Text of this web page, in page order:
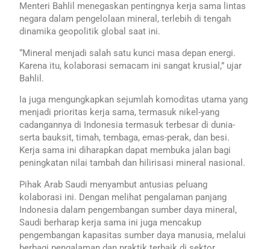
Menteri Bahlil menegaskan pentingnya kerja sama lintas
negara dalam pengelolaan mineral, terlebih di tengah
dinamika geopolitik global saat ini.
“Mineral menjadi salah satu kunci masa depan energi.
Karena itu, kolaborasi semacam ini sangat krusial,” ujar
Bahlil.
Ia juga mengungkapkan sejumlah komoditas utama yang
menjadi prioritas kerja sama, termasuk nikel-yang
cadangannya di Indonesia termasuk terbesar di dunia-
serta bauksit, timah, tembaga, emas-perak, dan besi.
Kerja sama ini diharapkan dapat membuka jalan bagi
peningkatan nilai tambah dan hilirisasi mineral nasional.
Pihak Arab Saudi menyambut antusias peluang
kolaborasi ini. Dengan melihat pengalaman panjang
Indonesia dalam pengembangan sumber daya mineral,
Saudi berharap kerja sama ini juga mencakup
pengembangan kapasitas sumber daya manusia, melalui